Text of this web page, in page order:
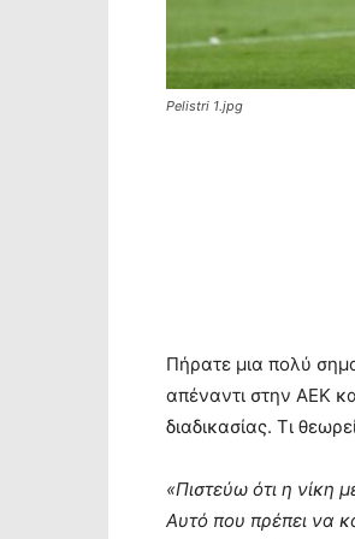
Pelistri 1.jpg
Πήρατε μια πολύ
απέναντι στην ΑΕΚ
διαδικασίας. Τι
«Πιστεύω ότι η νίκη
Αυτό που πρέπει να